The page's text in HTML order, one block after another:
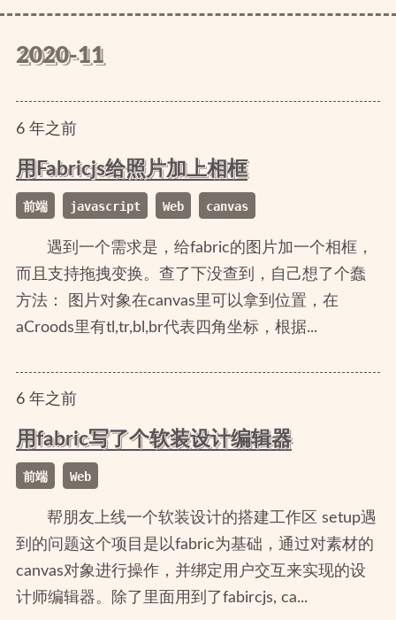
2020-11
6年之前
用Fabricjs给照片加上相框
前端 javascript Web canvas
遇到一个需求是，给fabric的图片加一个相框，
而且支持拖拽变换。查了下没查到，自己想了个蠢
方法： 图片对象在canvas里可以拿到位置，在
aCroods里有tl,tr,bl,br代表四角坐标，根据...
6年之前
用fabric写了个软装设计编辑器
前端 Web
帮朋友上线一个软装设计的搭建工作区 setup遇
到的问题这个项目是以fabric为基础，通过对素材的
canvas对象进行操作，并绑定用户交互来实现的设
计师编辑器。除了里面用到了fabircjs, ca...